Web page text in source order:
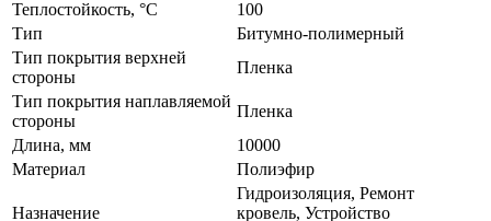
Теплостойкость, °С
100
Тип
Битумно-полимерный
Тип покрытия верхней
стороны
Пленка
Тип покрытия наплавляемой
стороны
Пленка
Длина, мм
10000
Материал
Полиэфир
Назначение
Гидроизоляция, Ремонт
кровель, Устройство